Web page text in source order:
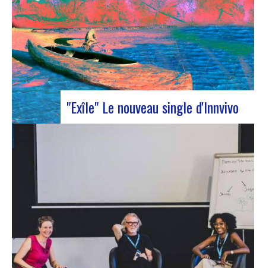
"Exîle" Le nouveau single d'Innvivo
nouveau single d’Innvivo, intitulé « Exile ». Un
morceau aux airs introspectifs, qui vous permet
de vous plonger dans l’univers philosophique &
mélancolique du duo bordelais. « Exile » débute
avec une tonalité introspective, invitant l’auditeur
à s’aventurer…